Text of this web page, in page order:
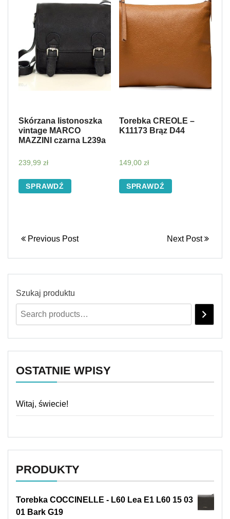
Skórzana listonoszka
vintage MARCO
MAZZINI czarna L239a
239,99 zł
SPRAWDŹ
Torebka CREOLE –
K11173 Brąz D44
149,00 zł
SPRAWDŹ
Previous Post Next Post
Szukaj produktu
OSTATNIE WPISY
Witaj, świecie!
PRODUKTY
Torebka COCCINELLE - L60 Lea E1 L60 15 03
01 Bark G19